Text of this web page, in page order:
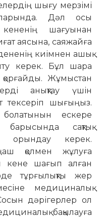
шығу мерзімі
Дәл осы
шағуынан
аясына, саяжайға
киімнен ашық
ке­рек. Бұл шара
қорғайды. Жұмыстан
анықтау үшін
тексеріп шығыңыз.
ескере
сақтық
орындау керек.
қолмен жұ­луға
кене шағып алған
тұрғылықты жер
медициналық
дәрігерлер ол
бақылауға